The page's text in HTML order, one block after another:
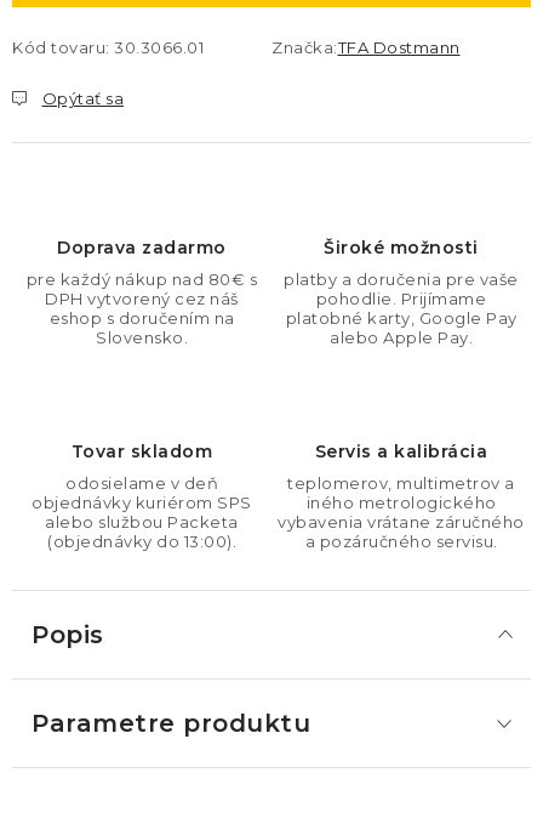
Kód tovaru: 30.3066.01 Značka:TFA Dostmann
Opýtať sa
Doprava zadarmo
pre každý nákup nad 80€ s
DPH vytvorený cez náš
eshop s doručením na
Slovensko.
Široké možnosti
platby a doručenia pre vaše
pohodlie. Prijímame
platobné karty, Google Pay
alebo Apple Pay.
Tovar skladom
odosielame v deň
objednávky kuriérom SPS
alebo službou Packeta
(objednávky do 13:00).
Servis a kalibrácia
teplomerov, multimetrov a
iného metrologického
vybavenia vrátane záručného
a pozáručného servisu.
Popis
Parametre produktu